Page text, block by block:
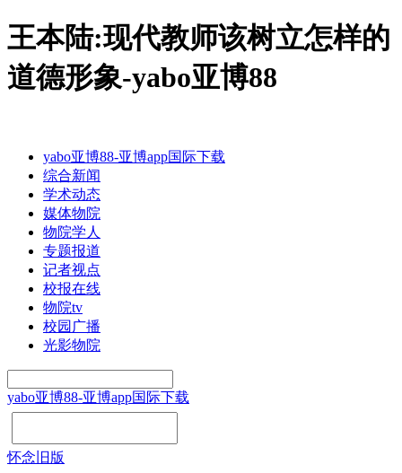
王本陆:现代教师该树立怎样的
道德形象-yabo亚博88
yabo亚博88-亚博app国际下载
综合新闻
学术动态
媒体物院
物院学人
专题报道
记者视点
校报在线
物院tv
校园广播
光影物院
yabo亚博88-亚博app国际下载
怀念旧版